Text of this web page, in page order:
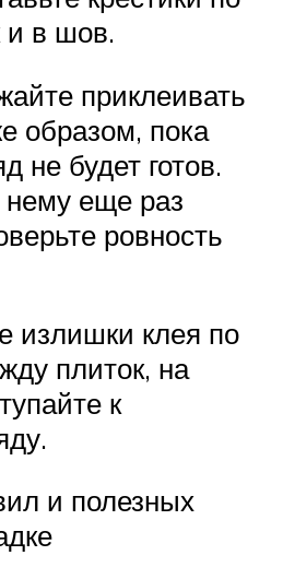
и в шов.
приклеивать
образом, пока
не будет готов.
еще раз
ровность
излишки клея по
плиток, на
к
и полезных